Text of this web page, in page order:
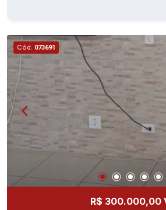
do imóvel: 2 dormitórios; Sala ampla; Cozinha; 1
banheiro social; Área de serviço
com 1 cômodo e banheiro; 3
Cobertura com telhado e forro em
Dimensões: Área do terreno: 165,30 m² Área
construída: 138,57 m² Importante: O imóvel não
aceita financiamento bancário,
escritura apenas do terreno. Entre em contato
para mais informações e agende
perca essa excelente
uma região com ótima
potencial de valorização!
Cód. 073691
R$ 300.000,00